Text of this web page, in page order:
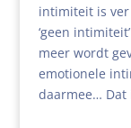
intimiteit is ver
‘geen
meer wordt
emotionele
daarmee… Dat